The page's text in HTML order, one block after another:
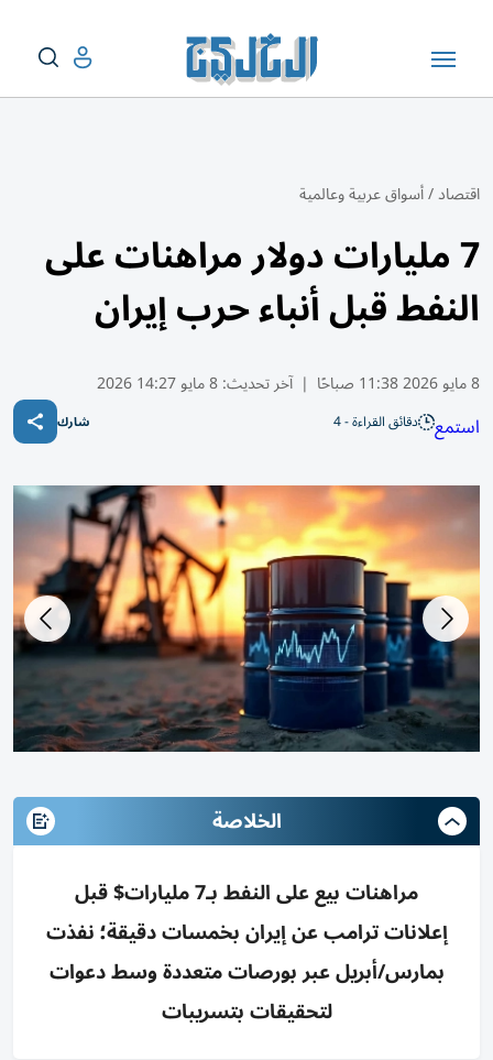
اقتصاد/أسواق عربية وعالمية
7 مليارات دولار مراهنات على
النفط قبل أنباء حرب إيران
8 مايو 2026 11:38 صباحًا | آخر تحديث:8 مايو 14:27 2026
استمع دقائق القراءة - 4 شارك
الخلاصة
مراهنات بيع على النفط بـ7 مليارات$ قبل
إعلانات ترامب عن إيران بخمسات دقيقة؛ نفذت
بمارس/أبريل عبر بورصات متعددة وسط دعوات
لتحقيقات بتسريبات